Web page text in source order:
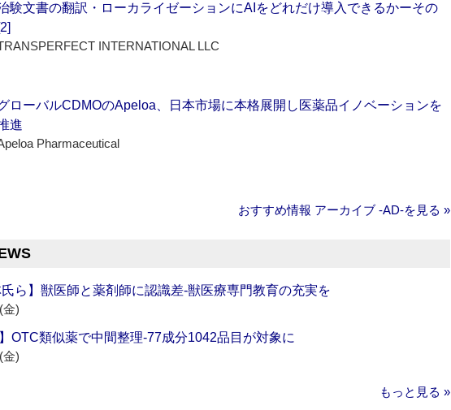
験文書の翻訳・ローカライゼーションにAIをどれだけ導入できるかーその
INTERNATIONAL LLC
ローバルCDMOのApeloa、日本市場に本格展開し医薬品イノベーションを
進
Pharmaceutical
おすすめ情報 アーカイブ ‐AD‐を見る »
氏ら】獣医師と薬剤師に認識差‐獣医療専門教育の充実を
金)
OTC類似薬で中間整理‐77成分1042品目が対象に
金)
もっと見る »